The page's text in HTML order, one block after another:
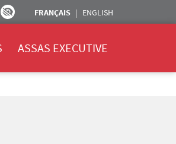
FRANÇAIS ENGLISH
ASSAS EXECUTIVE